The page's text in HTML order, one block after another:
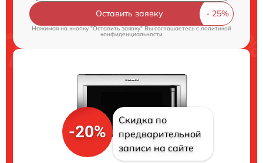
Оставить заявку
Нажимая на кнопку "Оставить заявку" Вы соглашаетесь cполитикой
конфиденциальности
-20%
Скидка по
предварительной
записи на сайте